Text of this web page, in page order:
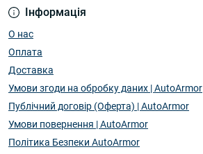
Інформація
О нас
Оплата
Доставка
Умови згоди на обробку даних | AutoArmor
Публічний договір (Оферта) | AutoArmor
Умови повернення | AutoArmor
Політика Безпеки AutoArmor